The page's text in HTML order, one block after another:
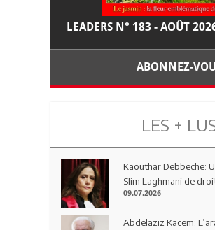
LEADERS N° 183 - AOÛT
ABONNEZ-
LES +
Kaouthar Debbeche:
Slim Laghmani de
09.07.2026
Abdelaziz Kacem: